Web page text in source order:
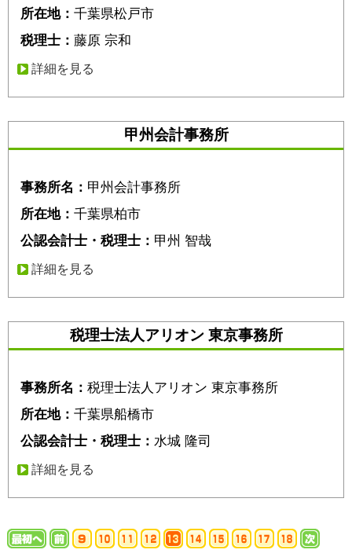
所在地： 千葉県松戸市
税理士： 藤原 宗和
詳細を見る
甲州会計事務所
事務所名： 甲州会計事務所
所在地： 千葉県柏市
公認会計士・税理士： 甲州 智哉
詳細を見る
税理士法人アリオン 東京事務所
事務所名： 税理士法人アリオン 東京事務所
所在地： 千葉県船橋市
公認会計士・税理士： 水城 隆司
詳細を見る